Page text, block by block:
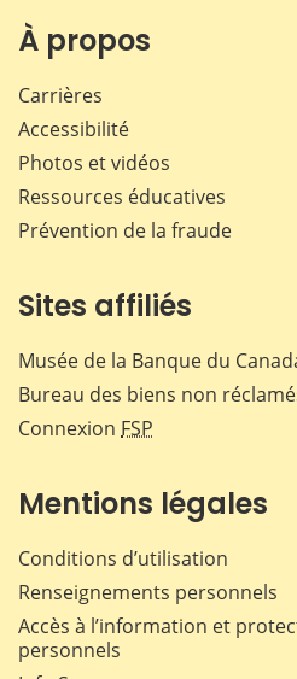
À propos
Carrières
Accessibilité
Photos et vidéos
Ressources éducatives
Prévention de la fraude
Sites affiliés
Musée de la Banque du
Bureau des biens non
Connexion FSP
Mentions légales
Conditions d’utilisation
Renseignements personnels
Accès à l’information et
personnels